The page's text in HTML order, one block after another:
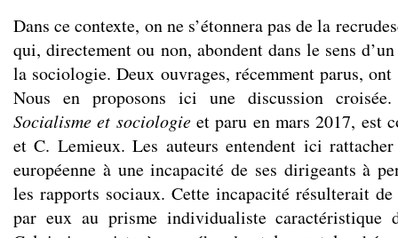
Dans ce contexte, on ne s’étonnera pas de la
qui, directement ou non, abondent dans le sens
la sociologie. Deux ouvrages, récemment parus,
Nous en proposons ici une discussion
Socialisme et sociologieet paru en mars 2017, est
et C. Lemieux. Les auteurs entendent ici
européenne à une incapacité de ses dirigeants à
les rapports sociaux. Cette incapacité résulterait de
par eux au prisme individualiste caractéristique